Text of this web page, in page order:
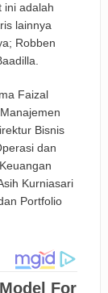
ini adalah
lainnya
Robben
Faizal
Bisnis
dan
Kurniasari
Portfolio